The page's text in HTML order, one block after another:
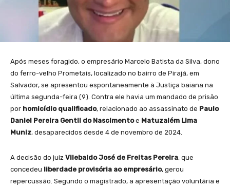
Após meses foragido, o empresário Marcelo Batista da Silva, dono
do ferro-velho Prometais, localizado no bairro de Pirajá, em
Salvador, se apresentou espontaneamente à Justiça baiana na
última segunda-feira (9). Contra ele havia um mandado de prisão
por homicídio qualificado, relacionado ao assassinato de Paulo
Daniel Pereira Gentil do Nascimentoe Matuzalém Lima
Muniz, desaparecidos desde 4 de novembro de 2024.
A decisão do juiz Vilebaldo José de Freitas Pereira, que
concedeu liberdade provisória ao empresário, gerou
repercussão. Segundo o magistrado, a apresentação voluntária e